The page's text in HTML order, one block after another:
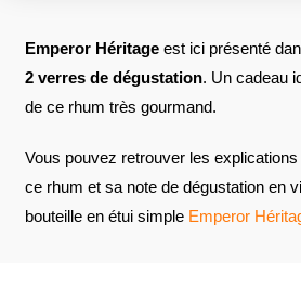
Emperor Héritageest ici présenté
2 verres de dégustation. Un cadeau
de ce rhum très gourmand.
Vous pouvez retrouver les
ce rhum et sa note de dégustation en
bouteille en étui simple Emperor